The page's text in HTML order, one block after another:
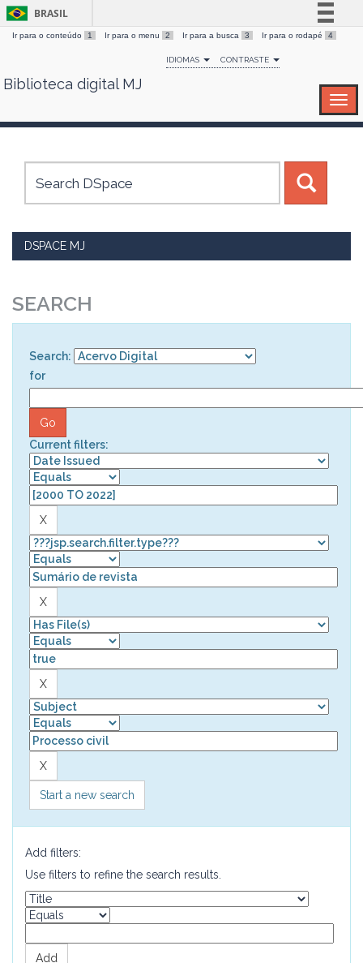
Skip
BRASIL
Simplifique!
Comunica BR
Canais
Ir para o conteúdo 1 Ir para o menu 2 Ir para a busca 3 Ir para o rodapé 4
IDIOMAS CONTRASTE
Biblioteca digital MJ
DSPACE MJ
SEARCH
Search:
for
Current filters:
Start a new search
Add filters:
Use filters to refine the search results.